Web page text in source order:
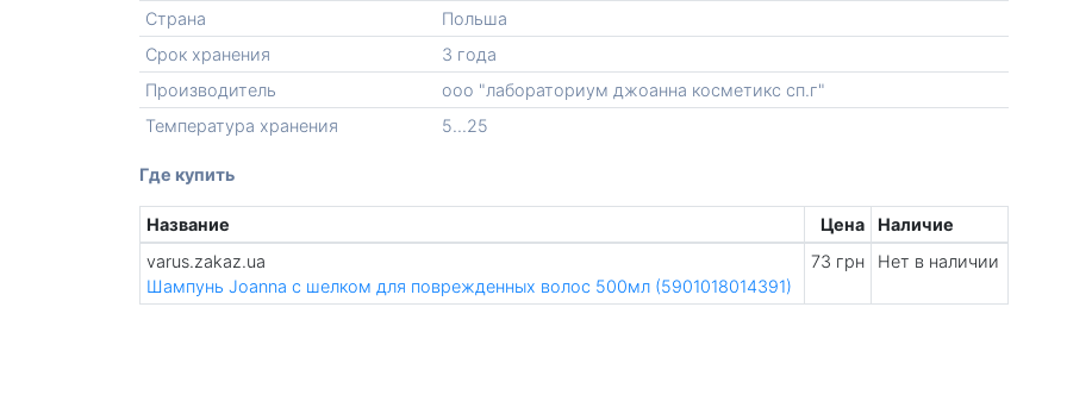
Страна
Польша
Срок хранения
3 года
Производитель
ооо "лабораториум джоанна косметикс сп.г"
Температура хранения
5...25
Где купить
Название Цена
Наличие
varus.zakaz.ua
Шампунь Joanna с шелком для поврежденных волос 500мл (5901018014391)
73 грн Нет в наличии